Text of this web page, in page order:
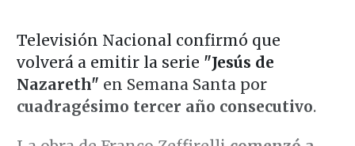
Televisión Nacional confirmó que
volverá a emitir la serie "Jesús de
Nazareth" en Semana Santa por
cuadragésimo tercer año consecutivo.